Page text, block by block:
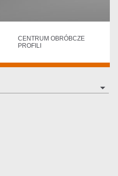
CENTRUM OBRÓBCZE
PROFILI
arrow_drop_down